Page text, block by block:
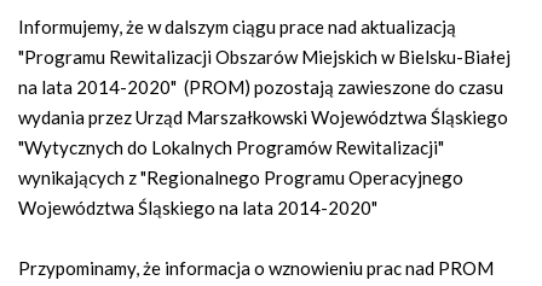
Informujemy, że w dalszym ciągu prace nad aktualizacją
"Programu Rewitalizacji Obszarów Miejskich w Bielsku-Białej
na lata 2014-2020" (PROM) pozostają zawieszonedo czasu
wydania przez Urząd Marszałkowski Województwa Śląskiego
"Wytycznych do Lokalnych Programów Rewitalizacji"
wynikających z "Regionalnego Programu Operacyjnego
Województwa Śląskiego na lata 2014-2020"
Przypominamy, że informacja o wznowieniu prac nad PROM